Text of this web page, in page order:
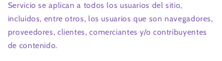
Servicio se aplican a todos los usuarios del sitio,
incluidos, entre otros, los usuarios que son navegadores,
proveedores, clientes, comerciantes y/o contribuyentes
de contenido.